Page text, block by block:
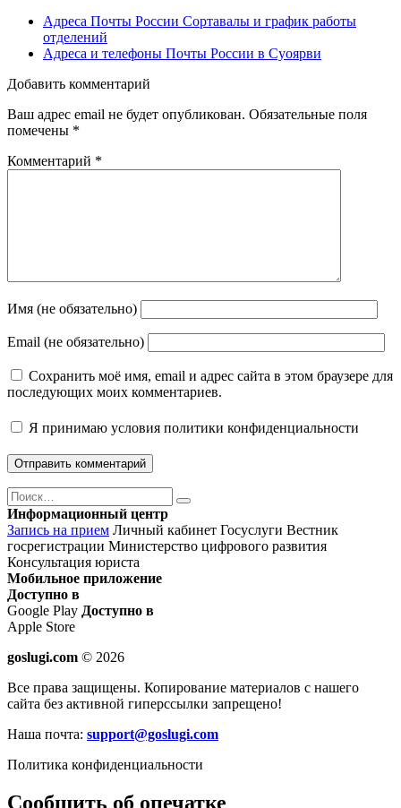
Адреса Почты России Сортавалы и график работы
отделений
Адреса и телефоны Почты России в Суоярви
Добавить комментарий
Ваш адрес email не будет опубликован. Обязательные поля
помечены *
Комментарий *
Имя (не обязательно)
Email (не обязательно)
Сохранить моё имя, email и адрес сайта в этом браузере для
последующих моих комментариев.
Я принимаю условия политики конфиденциальности
Поиск
Найти
Информационный центр
Запись на прием Личный кабинет Госуслуги Вестник
госрегистрации Министерство цифрового развития
Консультация юриста
Мобильное приложение
Доступно в
Google Play Доступно в
Apple Store
goslugi.com © 2026
Все права защищены. Копирование материалов с нашего
сайта без активной гиперссылки запрещено!
Наша почта: support@goslugi.com
Политика конфиденциальности
Сообщить об опечатке